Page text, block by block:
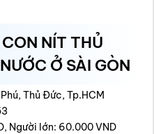
NÍT THỦ
Ở SÀI GÒN
Thủ Đức, Tp.HCM
Người lớn: 60.000 VND